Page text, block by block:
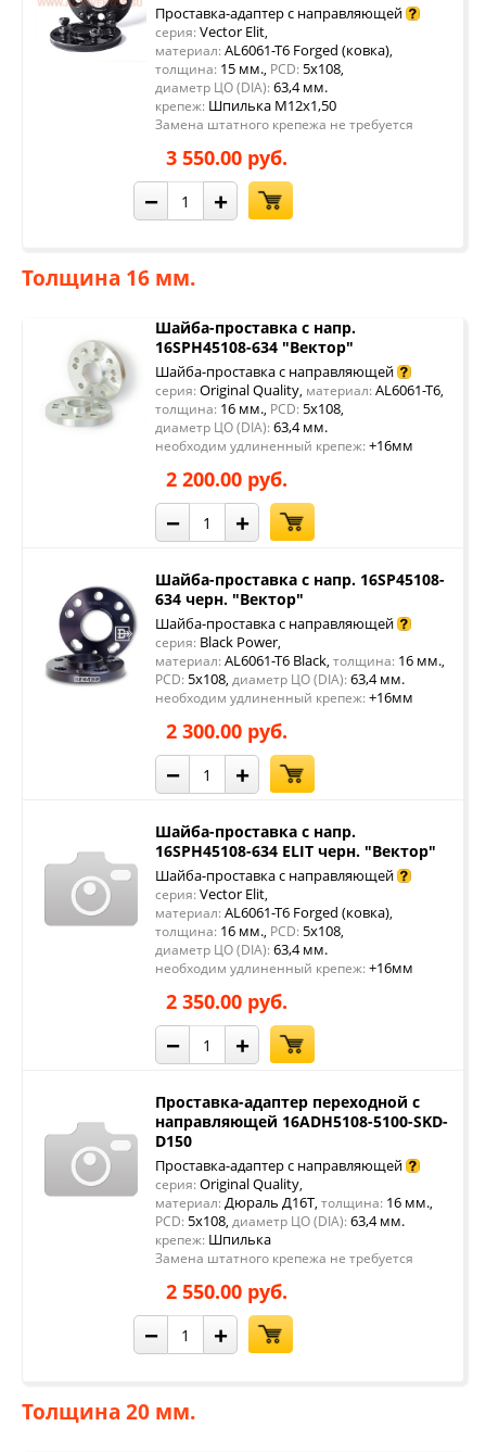
Проставка-адаптер с направляющей
серия: Vector Elit,
материал: AL6061-T6 Forged (ковка),
толщина: 15 мм., PCD: 5x108,
диаметр ЦО (DIA): 63,4 мм.
крепеж: Шпилька М12х1,50
Замена штатного крепежа не требуется
3 550.00 руб.
− +
Толщина 16 мм.
Шайба-проставка с напр.
16SPH45108-634 "Вектор"
Шайба-проставка с направляющей
серия: Original Quality, материал: AL6061-T6,
толщина: 16 мм., PCD: 5x108,
диаметр ЦО (DIA): 63,4 мм.
необходим удлиненный крепеж: +16мм
2 200.00 руб.
− +
Шайба-проставка с напр. 16SP45108-
634 черн. "Вектор"
Шайба-проставка с направляющей
серия: Black Power,
материал: AL6061-T6 Black, толщина: 16 мм.,
PCD: 5x108, диаметр ЦО (DIA): 63,4 мм.
необходим удлиненный крепеж: +16мм
2 300.00 руб.
− +
Шайба-проставка с напр.
16SPH45108-634 ELIT черн. "Вектор"
Шайба-проставка с направляющей
серия: Vector Elit,
материал: AL6061-T6 Forged (ковка),
толщина: 16 мм., PCD: 5x108,
диаметр ЦО (DIA): 63,4 мм.
необходим удлиненный крепеж: +16мм
2 350.00 руб.
− +
Проставка-адаптер переходной с
направляющей 16ADH5108-5100-SKD-
D150
Проставка-адаптер с направляющей
серия: Original Quality,
материал: Дюраль Д16Т, толщина: 16 мм.,
PCD: 5x108, диаметр ЦО (DIA): 63,4 мм.
крепеж: Шпилька
Замена штатного крепежа не требуется
2 550.00 руб.
− +
Толщина 20 мм.